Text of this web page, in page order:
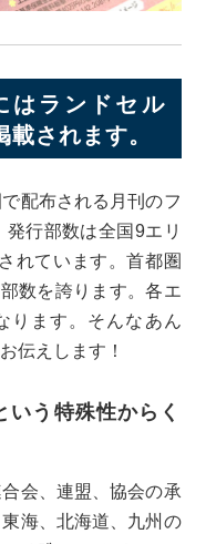
はランドセル
されます。
配布される月刊のフ
行部数は全国9エリ
れています。首都圏
数を誇ります。各エ
ります。そんなあん
伝えします！
う特殊性からく
会、連盟、協会の承
海、北海道、九州の